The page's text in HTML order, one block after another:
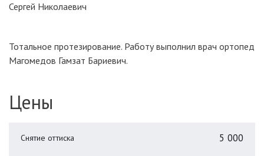
Сергей Николаевич
Тотальное протезирование. Работу выполнил врач ортопед
Магомедов Гамзат Бариевич.
Цены
Снятие оттиска 5 000